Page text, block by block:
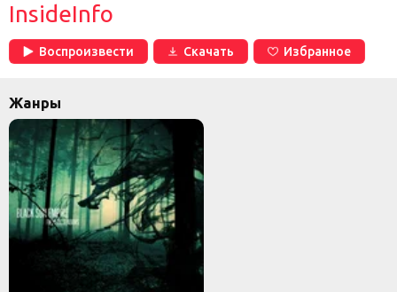
InsideInfo
Воспроизвести Скачать Избранное
Жанры